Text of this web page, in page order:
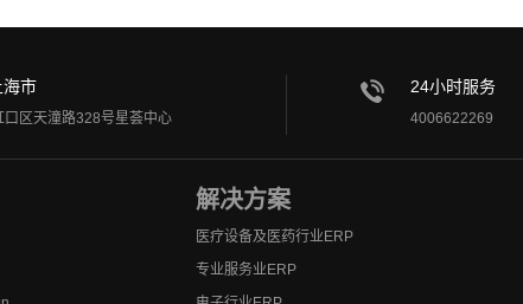
海市
口区天潼路328号星荟中心
24小时服务
4006622269
解决方案
医疗设备及医药行业ERP
专业服务业ERP